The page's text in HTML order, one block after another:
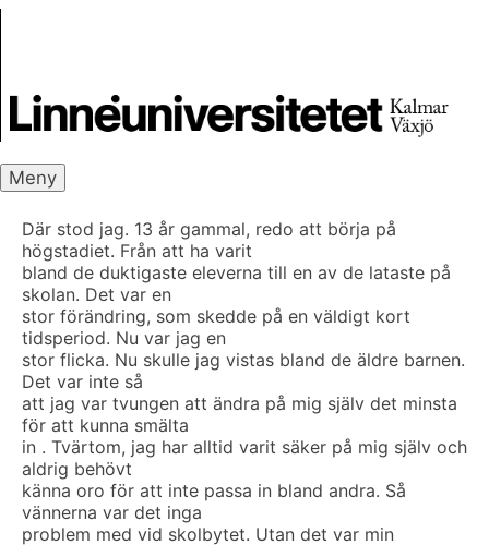
Meny
Där stod jag. 13 år gammal, redo att börja på
högstadiet. Från att ha varit
bland de duktigaste eleverna till en av de lataste på
skolan. Det var en
stor förändring, som skedde på en väldigt kort
tidsperiod. Nu var jag en
stor flicka. Nu skulle jag vistas bland de äldre barnen.
Det var inte så
att jag var tvungen att ändra på mig själv det minsta
för att kunna smälta
in . Tvärtom, jag har alltid varit säker på mig själv och
aldrig behövt
känna oro för att inte passa in bland andra. Så
vännerna var det inga
problem med vid skolbytet. Utan det var min